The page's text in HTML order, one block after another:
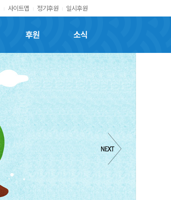
사이트맵 정기후원 일시후원
후원 소식